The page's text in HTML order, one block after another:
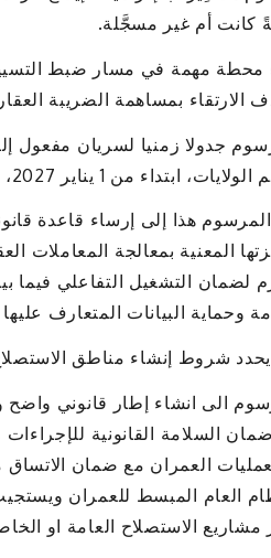
كانت أم غير مسجَّلة.
محطة مهمة في مسار ضبط
الارتقاء بمساهمة الضريبة
جدولا زمنيا لسريان مفعول
وعلى عموم التراب الوطني ابتداء من 1 يناير 2028.
هذا إلى إرساء قاعدة
المعنية بمعالجة المعاملات
لضمان التشغيل التفاعلي فيما
وحماية البيانات المتعارف
شروط إنشاء مناطق
الى انشاء إطار قانوني
السلامة القانونية للإجراءات
لعمليات العمران مع ضمان
العام المبسط للعمران
مشاريع الاستصلاح العامة او